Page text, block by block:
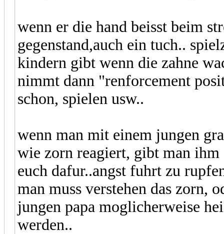
wenn er die hand beisst beim
gegenstand,auch ein tuch..
kindern gibt wenn die zahne
nimmt dann "renforcement
schon, spielen usw..
wenn man mit einem jungen
wie zorn reagiert, gibt man
euch dafur..angst fuhrt zu
man muss verstehen das zorn,
jungen papa moglicherweise
werden..